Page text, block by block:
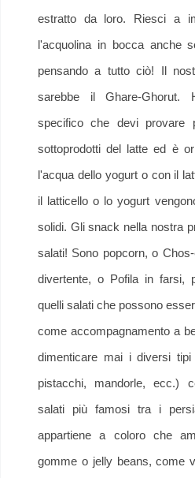
estratto da loro. Riesci a
l'acquolina in bocca anche
pensando a tutto ciò! Il
sarebbe il Ghare-
specifico che devi provare
sottoprodotti del latte ed è
l'acqua dello yogurt o con il
il latticello o lo yogurt
solidi. Gli snack nella nostra
salati! Sono popcorn, o
divertente, o Pofila in farsi,
quelli salati che possono
come accompagnamento a
dimenticare mai i diversi
pistacchi, mandorle, ecc.)
salati più famosi tra i
appartiene a coloro che
gomme o jelly beans, come